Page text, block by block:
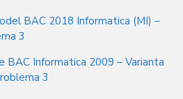
BAC 2018 Informatica (MI) –
3
BAC Informatica 2009 – Varianta
3